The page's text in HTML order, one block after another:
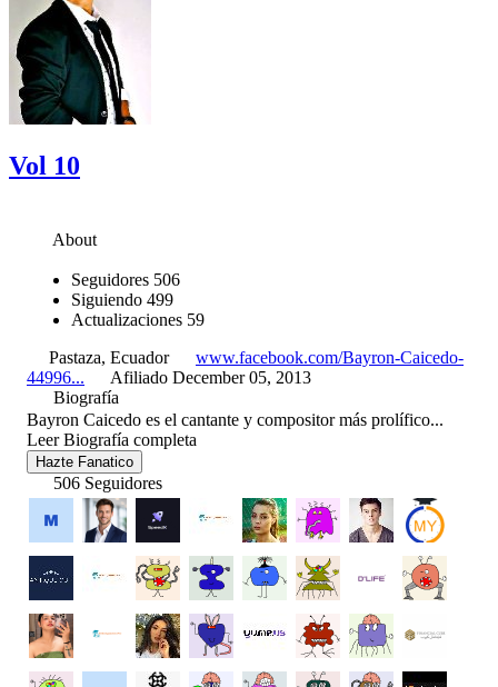
Vol 10
About
Seguidores 506
Siguiendo 499
Actualizaciones 59
Pastaza, Ecuador
www.facebook.com/Bayron-Caicedo-
44996...
Afiliado December 05, 2013
Biografía
Bayron Caicedo es el cantante y compositor más prolífico...
Leer Biografía completa
Hazte Fanatico
506 Seguidores